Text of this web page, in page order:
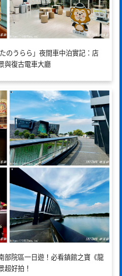
のうらら」夜間車中泊實記：店
與復古電車大廳
部院區一日遊！必看鎮館之寶《龍
超好拍！